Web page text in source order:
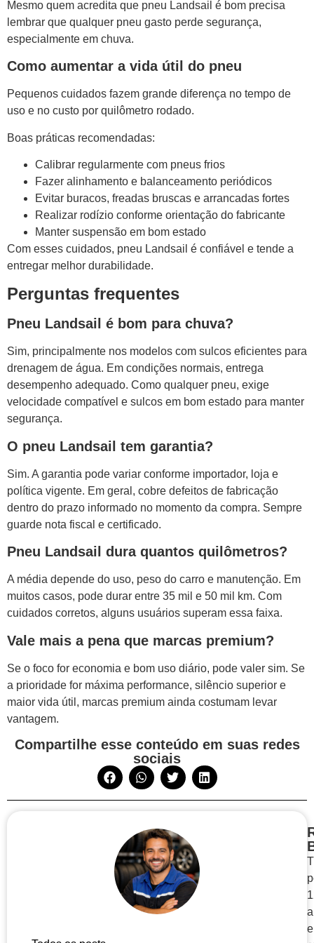
Mesmo quem acredita que pneu Landsail é bom precisa
lembrar que qualquer pneu gasto perde segurança,
especialmente em chuva.
Como aumentar a vida útil do pneu
Pequenos cuidados fazem grande diferença no tempo de
uso e no custo por quilômetro rodado.
Boas práticas recomendadas:
Calibrar regularmente com pneus frios
Fazer alinhamento e balanceamento periódicos
Evitar buracos, freadas bruscas e arrancadas fortes
Realizar rodízio conforme orientação do fabricante
Manter suspensão em bom estado
Com esses cuidados, pneu Landsail é confiável e tende a
entregar melhor durabilidade.
Perguntas frequentes
Pneu Landsail é bom para chuva?
Sim, principalmente nos modelos com sulcos eficientes para
drenagem de água. Em condições normais, entrega
desempenho adequado. Como qualquer pneu, exige
velocidade compatível e sulcos em bom estado para manter
segurança.
O pneu Landsail tem garantia?
Sim. A garantia pode variar conforme importador, loja e
política vigente. Em geral, cobre defeitos de fabricação
dentro do prazo informado no momento da compra. Sempre
guarde nota fiscal e certificado.
Pneu Landsail dura quantos quilômetros?
A média depende do uso, peso do carro e manutenção. Em
muitos casos, pode durar entre 35 mil e 50 mil km. Com
cuidados corretos, alguns usuários superam essa faixa.
Vale mais a pena que marcas premium?
Se o foco for economia e bom uso diário, pode valer sim. Se
a prioridade for máxima performance, silêncio superior e
maior vida útil, marcas premium ainda costumam levar
vantagem.
Compartilhe esse conteúdo em suas redes
sociais